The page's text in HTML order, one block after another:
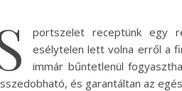
portszelet receptünk egy
esélytelen lett volna erről a
immár bűntetlenül
és garantáltan az